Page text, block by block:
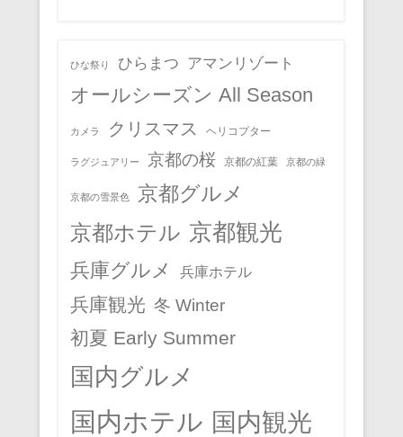
ひな祭り ひらまつ アマンリゾート
オールシーズン All Season
カメラ クリスマス ヘリコプター
ラグジュアリー 京都の桜 京都の紅葉 京都の緑
京都の雪景色 京都グルメ
京都ホテル 京都観光
兵庫グルメ 兵庫ホテル
兵庫観光 冬 Winter
初夏 Early Summer
国内グルメ
国内ホテル 国内観光